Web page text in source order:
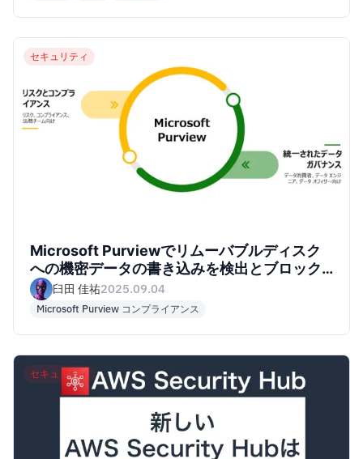
セキュリティ
Microsoft Purviewでリムーバブルディスク
への機密データの書き込みを検出とブロック
してみた
臼田 佳祐2025.09.04
Microsoft Purview コンプライアンス
セキュリティ